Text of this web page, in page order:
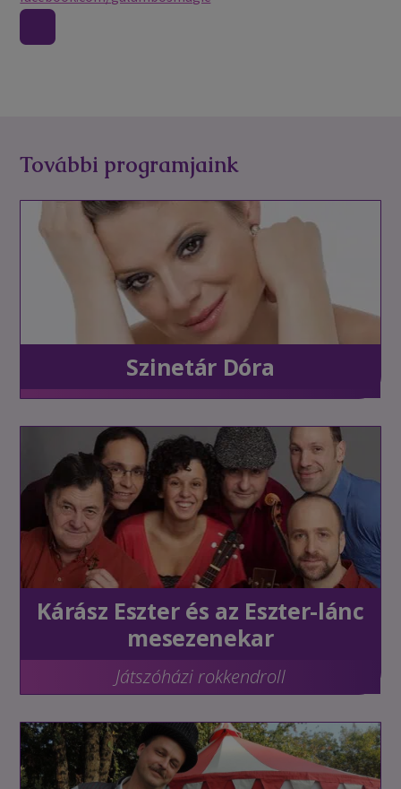
További programjaink
Szinetár Dóra
Kárász Eszter és az Eszter-lánc
mesezenekar
Játszóházi rokkendroll